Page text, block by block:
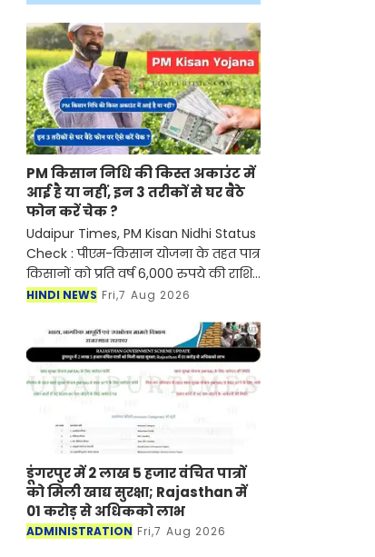
PM किसान निधि की किस्त अकाउंट में
आई है या नहीं, इन 3 तरीकों से घर बैठे
फोन करें चेक ?
Udaipur Times, PM Kisan Nidhi Status
Check : पीएम-किसान योजना के तहत पात्र
किसानों को प्रति वर्ष 6,000 रुपये की राशि
तीन किस्तों में दी जाती है, जो सीधे उनके
HINDI NEWS Fri,7 Aug 2026
डूंगरपुर में 2 लाख 5 हजार वंचित पात्रों
को मिली खाद्य सुरक्षा; Rajasthan में
01 करोड़ से अधिकको लाभ
ADMINISTRATION Fri,7 Aug 2026